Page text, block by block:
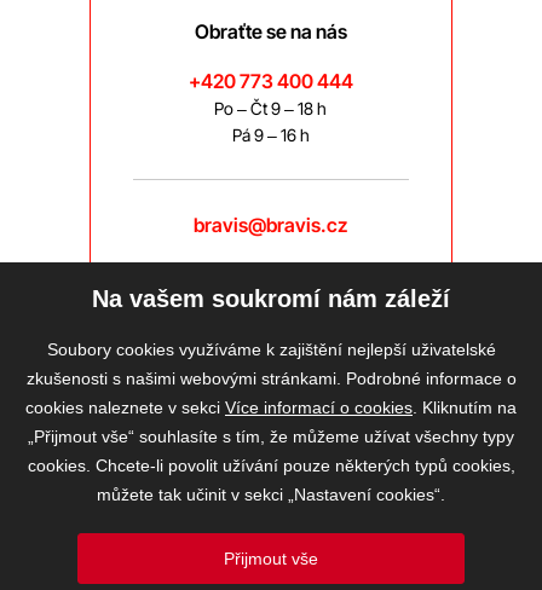
Obraťte se na nás
+420 773 400 444
Po – Čt 9 – 18 h
Pá 9 – 16 h
bravis@bravis.cz
Na vašem soukromí nám záleží
Soubory cookies využíváme k zajištění nejlepší uživatelské
zkušenosti s našimi webovými stránkami. Podrobné informace o
cookies naleznete v sekci Více informací o cookies . Kliknutím na
„Přijmout vše“ souhlasíte s tím, že můžeme užívat všechny typy
cookies. Chcete-li povolit užívání pouze některých typů cookies,
můžete tak učinit v sekci „Nastavení cookies“.
Přijmout vše